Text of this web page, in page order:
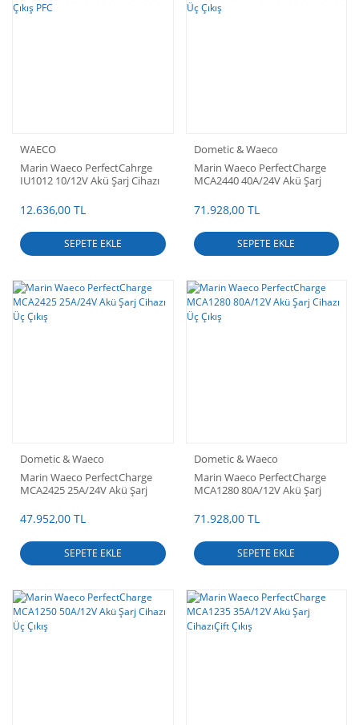
WAECO
Marin Waeco PerfectCahrge
IU1012 10/12V Akü Şarj Cihazı
12.636,00 TL
SEPETE EKLE
Dometic & Waeco
Marin Waeco PerfectCharge
MCA2440 40A/24V Akü Şarj
71.928,00 TL
SEPETE EKLE
Dometic & Waeco
Marin Waeco PerfectCharge
MCA2425 25A/24V Akü Şarj
47.952,00 TL
SEPETE EKLE
Dometic & Waeco
Marin Waeco PerfectCharge
MCA1280 80A/12V Akü Şarj
71.928,00 TL
SEPETE EKLE